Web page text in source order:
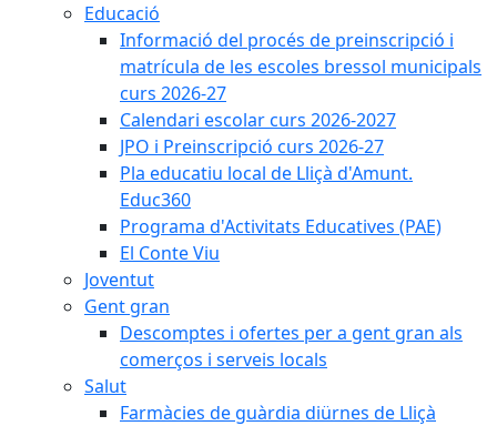
Educació
Informació del procés de preinscripció i
matrícula de les escoles bressol municipals
curs 2026-27
Calendari escolar curs 2026-2027
JPO i Preinscripció curs 2026-27
Pla educatiu local de Lliçà d'Amunt.
Educ360
Programa d'Activitats Educatives (PAE)
El Conte Viu
Joventut
Gent gran
Descomptes i ofertes per a gent gran als
comerços i serveis locals
Salut
Farmàcies de guàrdia diürnes de Lliçà